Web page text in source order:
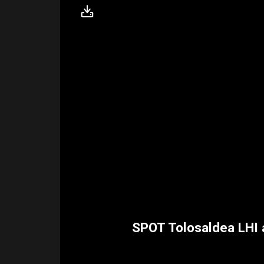
SPOT Tolosaldea